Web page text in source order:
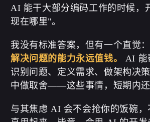
AI 能干大部分编码工作的时候，
现在哪里"。
我没有标准答案，但有一个直觉：
解决问题的能力永远值钱。
AI 能
识别问题、定义需求、做架构决
中做取舍——这些事情，短期内还
与其焦虑 AI 会不会抢你的饭碗，